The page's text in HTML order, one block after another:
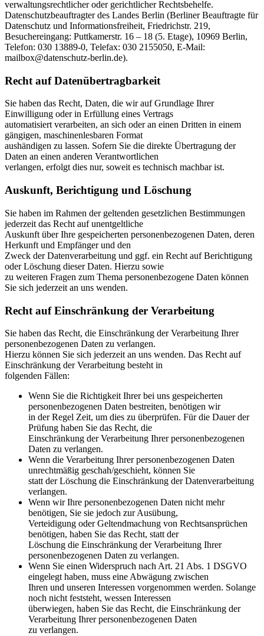
verwaltungsrechtlicher oder gerichtlicher Rechtsbehelfe.
Datenschutzbeauftragter des Landes Berlin (Berliner Beauftragte für
Datenschutz und Informationsfreiheit, Friedrichstr. 219,
Besuchereingang: Puttkamerstr. 16 – 18 (5. Etage), 10969 Berlin,
Telefon: 030 13889-0, Telefax: 030 2155050, E-Mail:
mailbox@datenschutz-berlin.de).
Recht auf Datenübertragbarkeit
Sie haben das Recht, Daten, die wir auf Grundlage Ihrer
Einwilligung oder in Erfüllung eines Vertrags
automatisiert verarbeiten, an sich oder an einen Dritten in einem
gängigen, maschinenlesbaren Format
aushändigen zu lassen. Sofern Sie die direkte Übertragung der
Daten an einen anderen Verantwortlichen
verlangen, erfolgt dies nur, soweit es technisch machbar ist.
Auskunft, Berichtigung und Löschung
Sie haben im Rahmen der geltenden gesetzlichen Bestimmungen
jederzeit das Recht auf unentgeltliche
Auskunft über Ihre gespeicherten personenbezogenen Daten, deren
Herkunft und Empfänger und den
Zweck der Datenverarbeitung und ggf. ein Recht auf Berichtigung
oder Löschung dieser Daten. Hierzu sowie
zu weiteren Fragen zum Thema personenbezogene Daten können
Sie sich jederzeit an uns wenden.
Recht auf Einschränkung der Verarbeitung
Sie haben das Recht, die Einschränkung der Verarbeitung Ihrer
personenbezogenen Daten zu verlangen.
Hierzu können Sie sich jederzeit an uns wenden. Das Recht auf
Einschränkung der Verarbeitung besteht in
folgenden Fällen:
Wenn Sie die Richtigkeit Ihrer bei uns gespeicherten
personenbezogenen Daten bestreiten, benötigen wir
in der Regel Zeit, um dies zu überprüfen. Für die Dauer der
Prüfung haben Sie das Recht, die
Einschränkung der Verarbeitung Ihrer personenbezogenen
Daten zu verlangen.
Wenn die Verarbeitung Ihrer personenbezogenen Daten
unrechtmäßig geschah/geschieht, können Sie
statt der Löschung die Einschränkung der Datenverarbeitung
verlangen.
Wenn wir Ihre personenbezogenen Daten nicht mehr
benötigen, Sie sie jedoch zur Ausübung,
Verteidigung oder Geltendmachung von Rechtsansprüchen
benötigen, haben Sie das Recht, statt der
Löschung die Einschränkung der Verarbeitung Ihrer
personenbezogenen Daten zu verlangen.
Wenn Sie einen Widerspruch nach Art. 21 Abs. 1 DSGVO
eingelegt haben, muss eine Abwägung zwischen
Ihren und unseren Interessen vorgenommen werden. Solange
noch nicht feststeht, wessen Interessen
überwiegen, haben Sie das Recht, die Einschränkung der
Verarbeitung Ihrer personenbezogenen Daten
zu verlangen.